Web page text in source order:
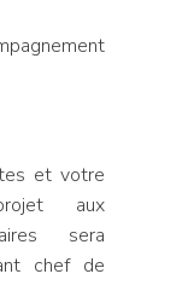
et votre
aux
sera
chef de